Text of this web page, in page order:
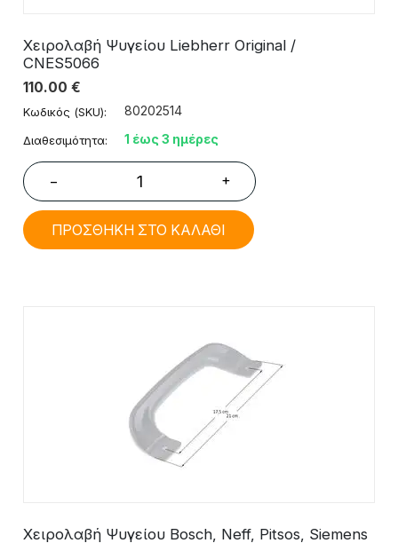
Χειρολαβή Ψυγείου Liebherr Original /
CNES5066
110.00 €
Κωδικός (SKU): 80202514
Διαθεσιμότητα: 1 έως 3 ημέρες
− +
ΠΡΟΣΘΗΚΗ ΣΤΟ ΚΑΛΑΘΙ
Χειρολαβή Ψυγείου Bosch, Neff, Pitsos, Siemens